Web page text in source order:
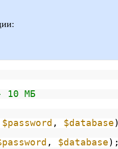
10 МБ
$password , $database )
, $database );